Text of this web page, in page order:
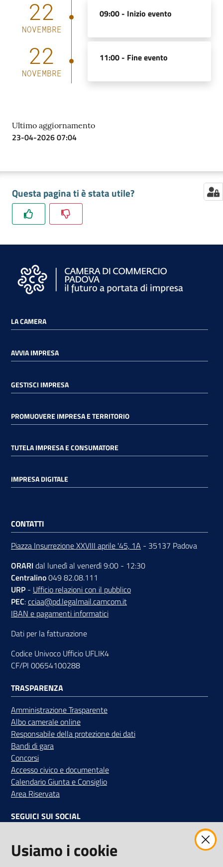
Contatti
Newsle
tter
Stampa
Seguici
22
NOVEMBRE
09:00 - Inizio evento
22
NOVEMBRE
11:00 - Fine evento
Ultimo aggiornamento
23-04-2026 07:04
Questa pagina ti è stata utile?
LA CAMERA
AVVIA IMPRESA
GESTISCI IMPRESA
PROMUOVERE IMPRESA E TERRITORIO
TUTELA IMPRESA E CONSUMATORE
IMPRESA DIGITALE
CONTATTI
Piazza Insurrezione XXVIII aprile '45, 1A - 35137 Padova
ORARI dal lunedì al venerdì 9:00 - 12:30
Centralino049 82.08.111
URP - Ufficio relazioni con il pubblico
PEC:cciaa@pd.legalmail.camcom.it
IBAN e pagamenti informatici
Dati per la fatturazione
Codice Univoco Ufficio UFLIK4
CF/PI 00654100288
TRASPARENZA
Amministrazione Trasparente
Albo camerale online
Responsabile della protezione dei dati
Bandi di gara
Concorsi
Accesso civico e documentale
Calendario Giunta e Consiglio
Area Riservata
SEGUICI SUI SOCIAL
Usiamo i cookie